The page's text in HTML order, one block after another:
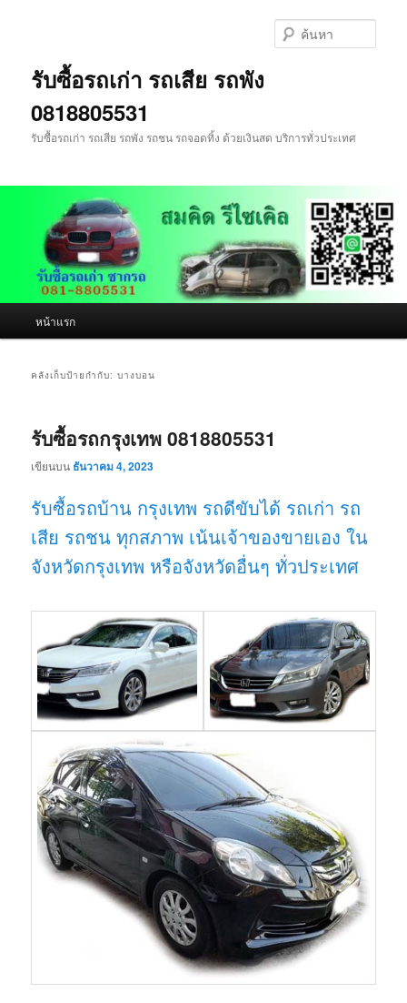
รับซื้อรถเก่า รถเสีย รถพัง
0818805531
รับซื้อรถเก่า รถเสีย รถพัง รถชน รถจอดทิ้ง ด้วยเงินสด บริการทั่วประเทศ
หน้าแรก
คลังเก็บป้ายกำกับ:บางบอน
รับซื้อรถกรุงเทพ 0818805531
เขียนบน ธันวาคม 4, 2023
รับซื้อรถบ้าน กรุงเทพ รถดีขับได้ รถเก่า รถ
เสีย รถชน ทุกสภาพ เน้นเจ้าของขายเอง ใน
จังหวัดกรุงเทพ หรือจังหวัดอื่นๆ ทั่วประเทศ